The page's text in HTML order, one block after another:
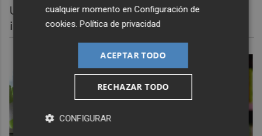
Un verdadero MMORPG de la vieja escuela
¡Cómo los de antes, pero mejor!
cualquier momento enConfiguración de
cookies .Política de privacidad
ACEPTAR TODO
RECHAZAR TODO
CONFIGURAR